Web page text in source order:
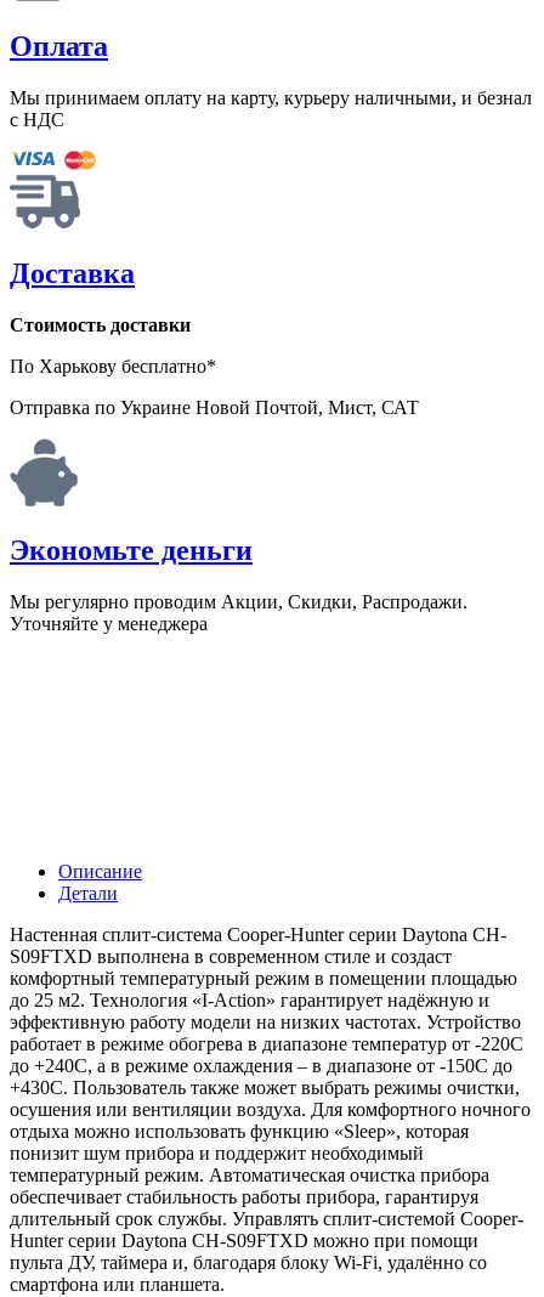
Оплата
Мы принимаем оплату на карту, курьеру наличными, и безнал
с НДС
Доставка
Стоимость доставки
По Харькову бесплатно*
Отправка по Украине Новой Почтой, Мист, САТ
Экономьте деньги
Мы регулярно проводим Акции, Скидки, Распродажи.
Уточняйте у менеджера
Описание
Детали
Настенная сплит-система Cooper-Hunter серии Daytona CH-
S09FTXD выполнена в современном стиле и создаст
комфортный температурный режим в помещении площадью
до 25 м2. Технология «I-Action» гарантирует надёжную и
эффективную работу модели на низких частотах. Устройство
работает в режиме обогрева в диапазоне температур от -220С
до +240С, а в режиме охлаждения – в диапазоне от -150С до
+430С. Пользователь также может выбрать режимы очистки,
осушения или вентиляции воздуха. Для комфортного ночного
отдыха можно использовать функцию «Sleep», которая
понизит шум прибора и поддержит необходимый
температурный режим. Автоматическая очистка прибора
обеспечивает стабильность работы прибора, гарантируя
длительный срок службы. Управлять сплит-системой Cooper-
Hunter серии Daytona CH-S09FTXD можно при помощи
пульта ДУ, таймера и, благодаря блоку Wi-Fi, удалённо со
смартфона или планшета.